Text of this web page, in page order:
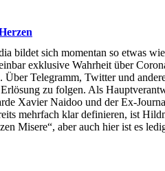
bildet sich momentan so etwas
exklusive Wahrheit über
Über Telegramm, Twitter und
zu folgen. Als
Xavier Naidoo und der Ex-
mehrfach klar definieren, ist
Misere“, aber auch hier ist es